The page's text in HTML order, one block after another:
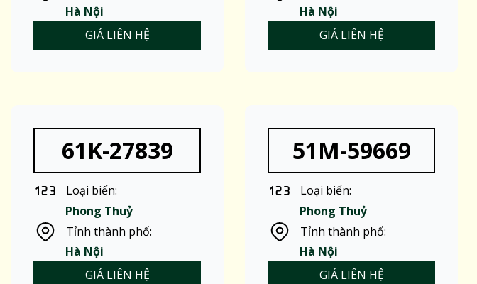
Hà Nội
GIÁ LIÊN HỆ
Hà Nội
GIÁ LIÊN HỆ
61K-27839
Loại biển:
Phong Thuỷ
Tỉnh thành phố:
Hà Nội
GIÁ LIÊN HỆ
51M-59669
Loại biển:
Phong Thuỷ
Tỉnh thành phố:
Hà Nội
GIÁ LIÊN HỆ